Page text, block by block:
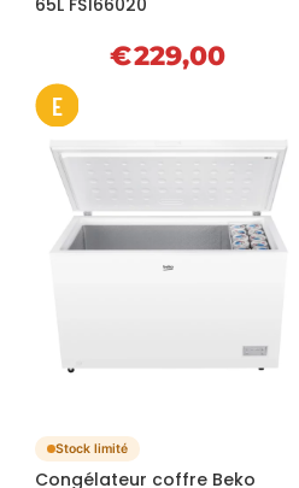
65L FS166020
€229,00
E
Stock limité
Congélateur coffre Beko